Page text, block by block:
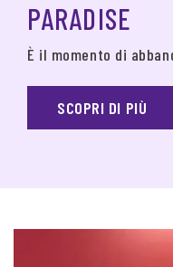
PARADISE
È il momento di
SCOPRI DI PIÙ